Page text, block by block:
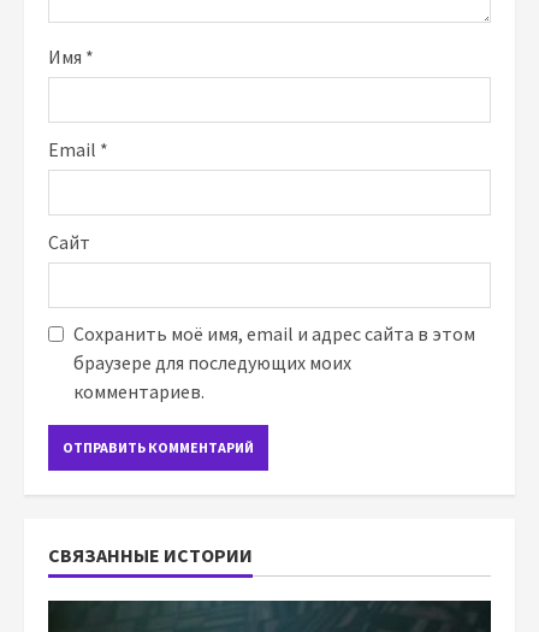
Имя *
Email *
Сайт
Сохранить моё имя, email и адрес сайта в этом
браузере для последующих моих
комментариев.
СВЯЗАННЫЕ ИСТОРИИ